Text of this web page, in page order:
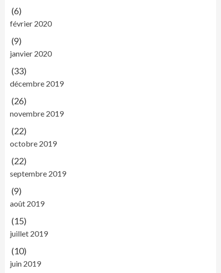
(6)
février 2020
(9)
janvier 2020
(33)
décembre 2019
(26)
novembre 2019
(22)
octobre 2019
(22)
septembre 2019
(9)
août 2019
(15)
juillet 2019
(10)
juin 2019